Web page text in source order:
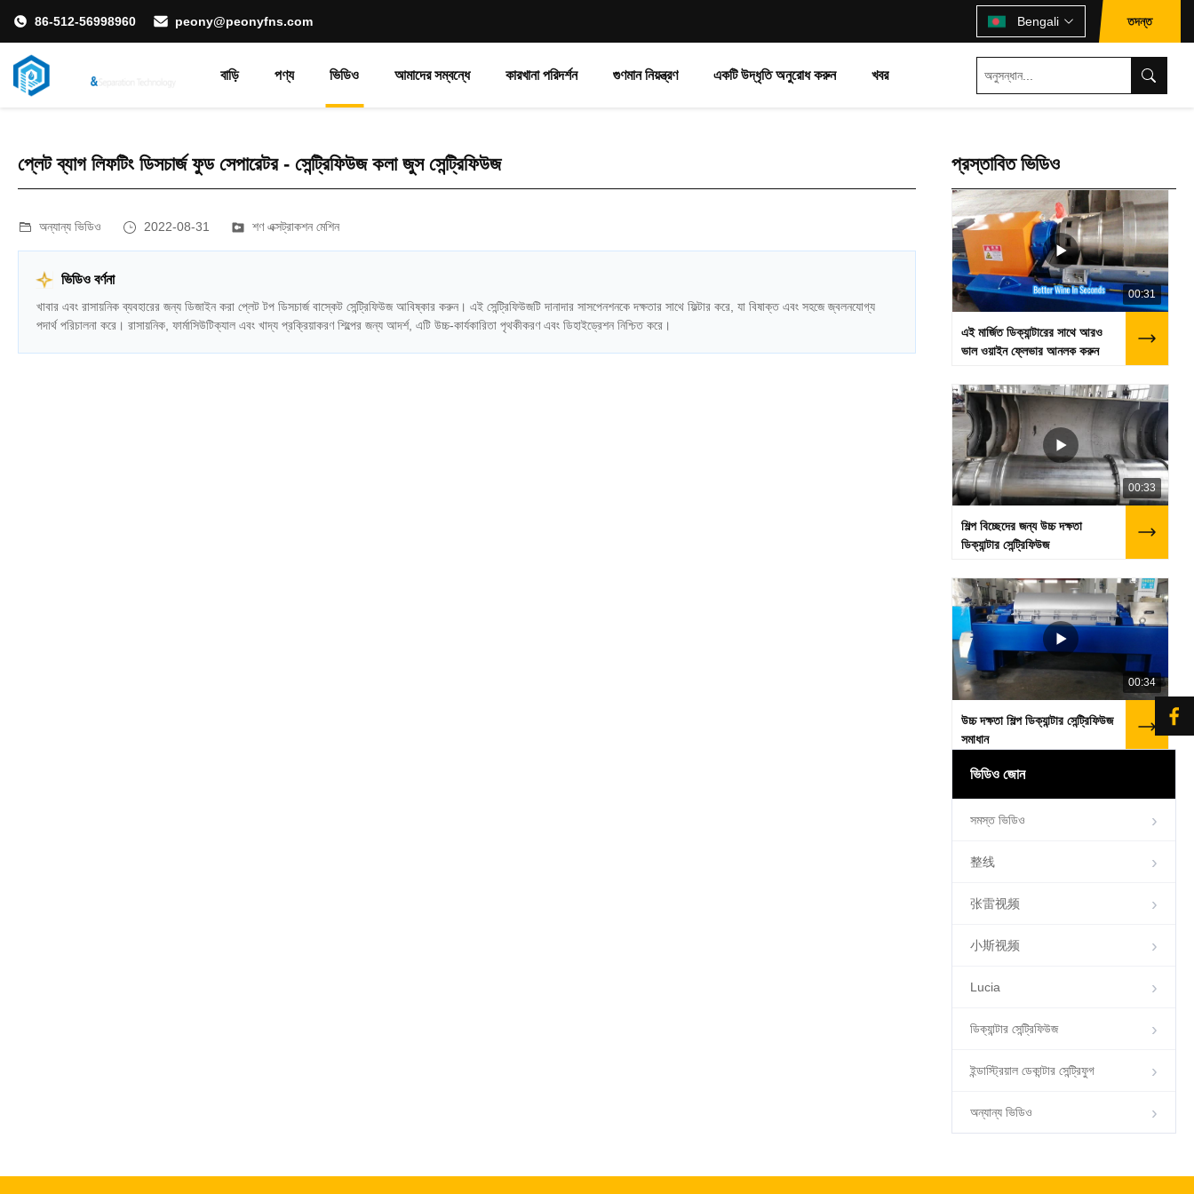
86-512-56998960 peony@peonyfns.com Bengali তদন্ত
বাড়ি পণ্য ভিডিও আমাদের সম্বন্ধে কারখানা পরিদর্শন গুণমান নিয়ন্ত্রণ একটি উদ্ধৃতি অনুরোধ করুন খবর
প্লেট ব্যাগ লিফটিং ডিসচার্জ ফুড সেপারেটর - সেন্ট্রিফিউজ কলা জুস সেন্ট্রিফিউজ
অন্যান্য ভিডিও 2022-08-31 শণ এক্সট্রাকশন মেশিন
ভিডিও বর্ণনা
খাবার এবং রাসায়নিক ব্যবহারের জন্য ডিজাইন করা প্লেট টপ ডিসচার্জ বাস্কেট সেন্ট্রিফিউজ আবিষ্কার করুন। এই সেন্ট্রিফিউজটি দানাদার সাসপেনশনকে দক্ষতার সাথে ফিল্টার করে, যা বিষাক্ত এবং সহজে জ্বলনযোগ্য
পদার্থ পরিচালনা করে। রাসায়নিক, ফার্মাসিউটিক্যাল এবং খাদ্য প্রক্রিয়াকরণ শিল্পের জন্য আদর্শ, এটি উচ্চ-কার্যকারিতা পৃথকীকরণ এবং ডিহাইড্রেশন নিশ্চিত করে।
প্রস্তাবিত ভিডিও
00:31
এই মার্জিত ডিক্যান্টারের সাথে আরও
ভাল ওয়াইন ফ্লেভার আনলক করুন
00:33
শিল্প বিচ্ছেদের জন্য উচ্চ দক্ষতা
ডিক্যান্টার সেন্ট্রিফিউজ
00:34
উচ্চ দক্ষতা শিল্প ডিক্যান্টার সেন্ট্রিফিউজ
সমাধান
স্ল্যাড ডিওয়াটারিং এবং শিল্প বিভাজনের
সেন্ট্রিফুগ
00:30
স্ল্যাড ডিওয়াটারিং এবং শিল্প বিভাজনের
ভিডিও জোন
সমস্ত ভিডিও
整线
张雷视频
小斯视频
Lucia
ডিক্যান্টার সেন্ট্রিফিউজ
ইন্ডাস্ট্রিয়াল ডেকান্টার সেন্ট্রিফুগ
অন্যান্য ভিডিও